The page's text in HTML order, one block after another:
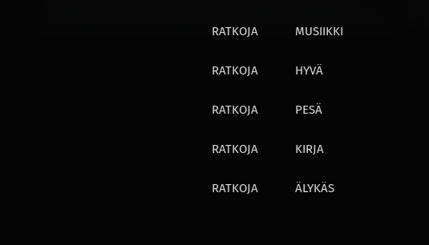
RATKOJA MUSIIKKI
RATKOJA HYVÄ
RATKOJA PESÄ
RATKOJA KIRJA
RATKOJA ÄLYKÄS